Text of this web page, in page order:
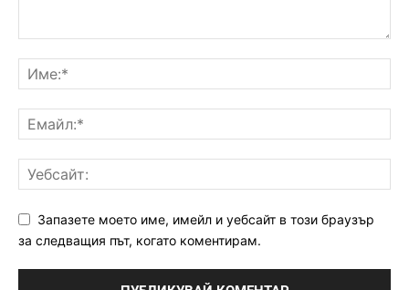
Запазете моето име, имейл и уебсайт в този браузър
за следващия път, когато коментирам.